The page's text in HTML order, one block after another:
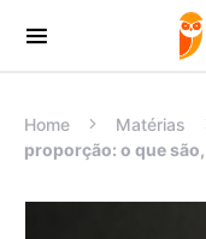
Procurar:
Home Matérias
proporção: o que